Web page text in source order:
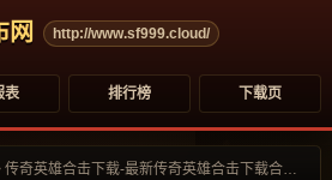
网
http://www.sf999.cloud/
表 排行榜 下载页
传奇英雄合击下载-最新传奇英雄合击下载合集大全-